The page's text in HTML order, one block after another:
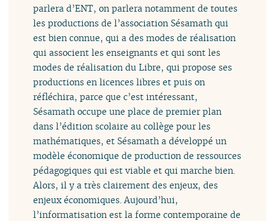
parlera d’ENT, on parlera notamment de toutes
les productions de l’association Sésamath qui
est bien connue, qui a des modes de réalisation
qui associent les enseignants et qui sont les
modes de réalisation du Libre, qui propose ses
productions en licences libres et puis on
réfléchira, parce que c’est intéressant,
Sésamath occupe une place de premier plan
dans l’édition scolaire au collège pour les
mathématiques, et Sésamath a développé un
modèle économique de production de ressources
pédagogiques qui est viable et qui marche bien.
Alors, il y a très clairement des enjeux, des
enjeux économiques. Aujourd’hui,
l’informatisation est la forme contemporaine de